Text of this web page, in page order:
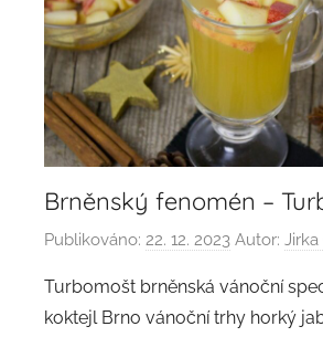
Brněnský fenomén –
Publikováno: 22. 12. 2023 Autor:
Turbomošt brněnská vánoční
koktejl Brno vánoční trhy horký